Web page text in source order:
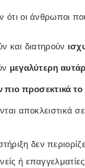
ότι οι άνθρωποι
και διατηρούν
μεγαλύτερη
πιο προσεκτικά
αποκλειστικά
δεν
ή